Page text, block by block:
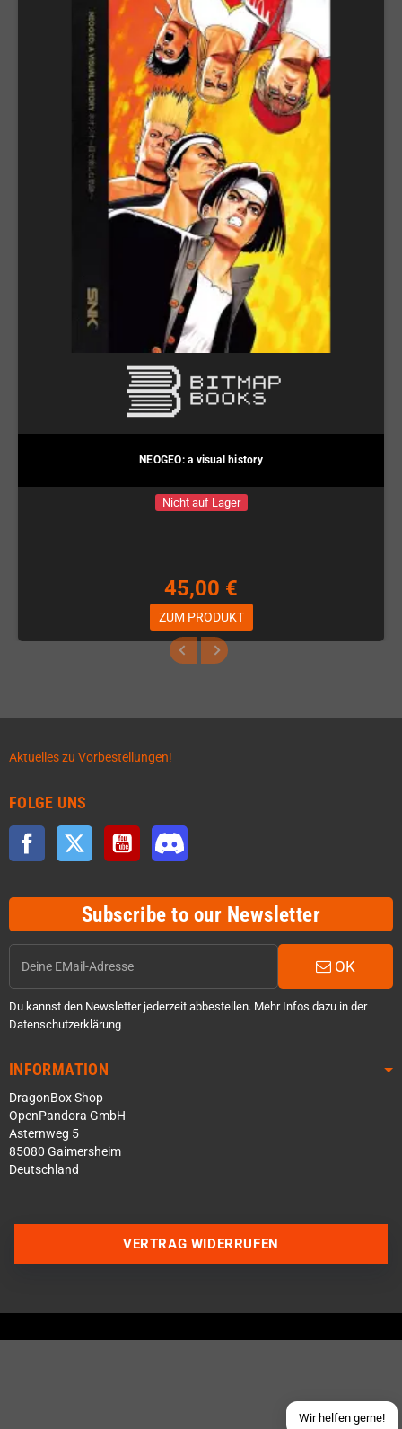
NEOGEO: a visual history
Nicht auf Lager
45,00 €
ZUM PRODUKT
Aktuelles zu Vorbestellungen!
FOLGE UNS
Facebook Twitter YouTube
Subscribe to our Newsletter
OK
Du kannst den Newsletter jederzeit abbestellen. Mehr Infos dazu in der
Datenschutzerklärung
INFORMATION
DragonBox Shop
OpenPandora GmbH
Asternweg 5
85080 Gaimersheim
Deutschland
Wir helfen gerne!
Über WhatsApp schreiben
Schick uns eine eMail
VERTRAG WIDERRUFEN